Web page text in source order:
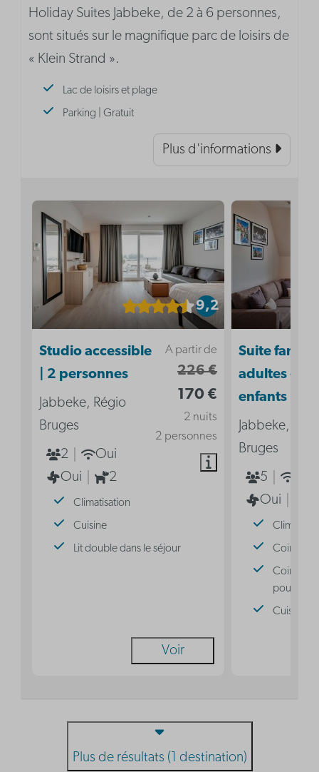
Holiday Suites Jabbeke, de 2 à 6 personnes,
sont situés sur le magnifique parc de loisirs de
« Klein Strand ».
Lac de loisirs et plage
Parking | Gratuit
Plus d'informations
9,2
A partir de
226 €
170 €
2 nuits
2 personnes
Studio accessible
| 2 personnes
Jabbeke, Régio
Bruges
2
Oui
Oui
2
Climatisation
Cuisine
Lit double dans le séjour
Voir
Suite
adultes - 3
enfants
Jabbeke,
Bruges
5
Oui
Coin nuit
Coin nuit
pour 3
Cuisine
Plus de résultats (1 destination)